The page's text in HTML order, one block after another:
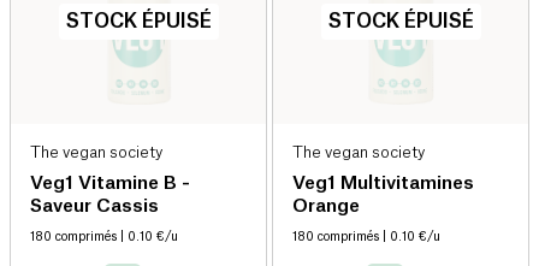
STOCK ÉPUISÉ
The vegan society
Veg1 Vitamine B -
Saveur Cassis
180 comprimés | 0.10 €/u
STOCK ÉPUISÉ
The vegan society
Veg1 Multivitamines
Orange
180 comprimés | 0.10 €/u